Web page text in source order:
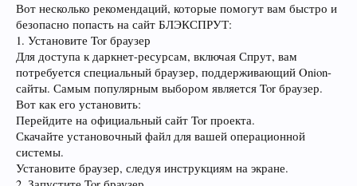
Вот несколько рекомендаций, которые помогут вам быстро и
безопасно попасть на сайт БЛЭКСПРУТ:
1. Установите Tor браузер
Для доступа к даркнет-ресурсам, включая Спрут, вам
потребуется специальный браузер, поддерживающий Onion-
сайты. Самым популярным выбором является Tor браузер.
Вот как его установить:
Перейдите на официальный сайт Tor проекта.
Скачайте установочный файл для вашей операционной
системы.
Установите браузер, следуя инструкциям на экране.